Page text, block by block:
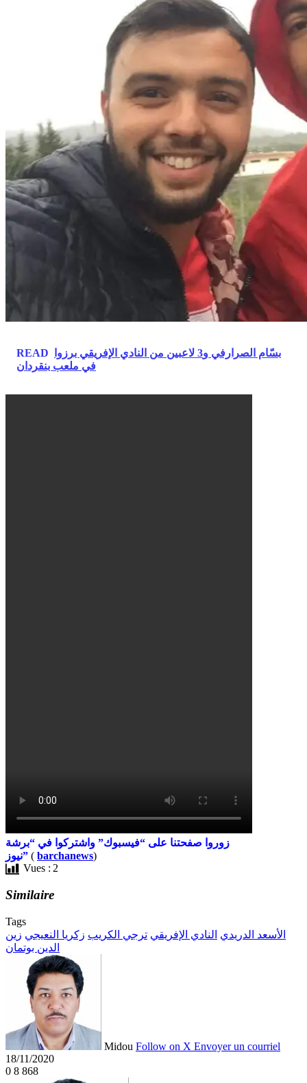
READ
بسّام الصرارفي و3 لاعبين من النادي الإفريقي برزوا
في ملعب بنقردان
زوروا صفحتنا على “فيسبوك” واشتركوا في “برشة
نيوز” ( barchanews)
Vues : 2
Similaire
Tags
الأسعد الدريدي النادي الإفريقي ترجي الكريب زكريا النعيجي زين
الدين بوتمان
Midou Follow on X Envoyer un courriel
18/11/2020
0 8 868